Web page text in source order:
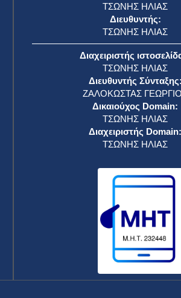
ΤΣΩΝΗΣ ΗΛΙΑΣ
Διευθυντής:
ΤΣΩΝΗΣ ΗΛΙΑΣ
Διαχειριστής
ΤΣΩΝΗΣ ΗΛΙΑΣ
Διευθυντής Σύνταξης:
ΖΑΛΟΚΩΣΤΑΣ
Δικαιούχος Domain:
ΤΣΩΝΗΣ ΗΛΙΑΣ
Διαχειριστής Domain:
ΤΣΩΝΗΣ ΗΛΙΑΣ